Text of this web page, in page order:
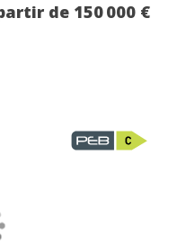
de 150 000 €